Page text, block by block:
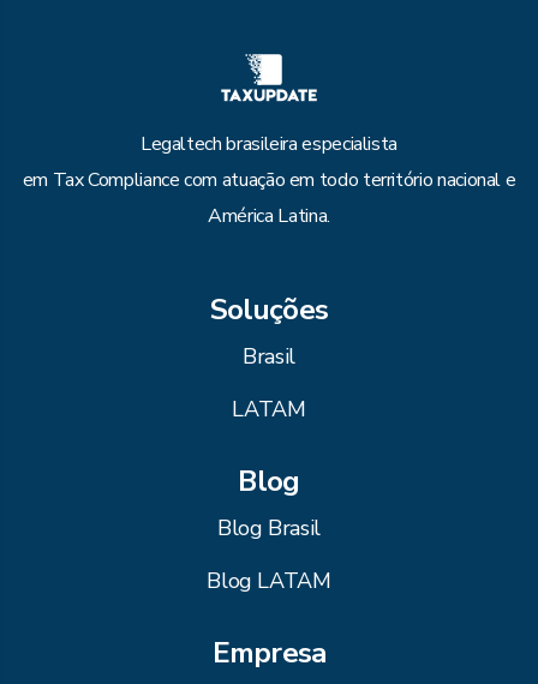
Legaltech brasileira especialista
em Tax Compliance com atuação em todo território nacional e
América Latina.
Soluções
Brasil
LATAM
Blog
Blog Brasil
Blog LATAM
Empresa